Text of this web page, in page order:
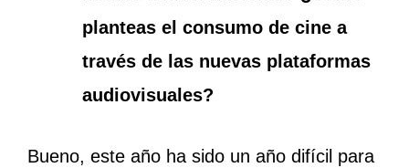
planteas el consumo de cine a
través de las nuevas plataformas
audiovisuales?
Bueno, este año ha sido un año difícil para